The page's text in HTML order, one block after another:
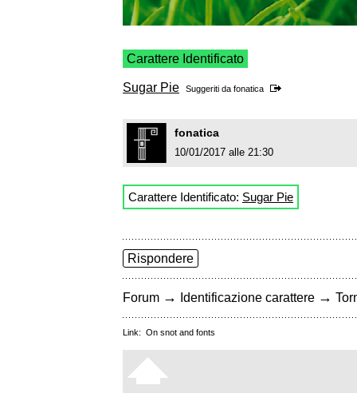
Carattere Identificato
Sugar Pie Suggeriti da fonatica
fonatica
10/01/2017 alle 21:30
Carattere Identificato: Sugar Pie
Rispondere
Forum → Identificazione carattere →
Link: On snot and fonts